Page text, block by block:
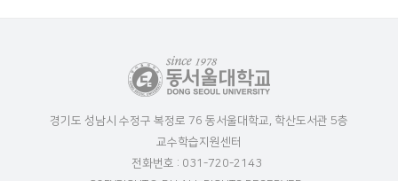
경기도 성남시 수정구 복정로 76 동서울대학교, 학산도서관 5층
교수학습지원센터
전화번호 : 031-720-2143